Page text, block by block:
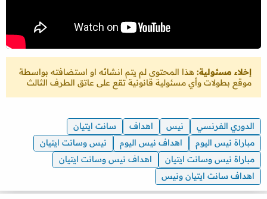
إخلاء مسئولية: هذا المحتوى لم يتم انشائه او استضافته بواسطة
موقع بطولات وأي مسئولية قانونية تقع على عاتق الطرف الثالث
الدوري الفرنسي نيس اهداف
سانت ايتيان
مباراة نيس اليوم
اهداف نيس اليوم
نيس وسانت ايتيان
مباراة نيس وسانت ايتيان
اهداف نيس وسانت ايتيان
اهداف سانت ايتيان ونيس